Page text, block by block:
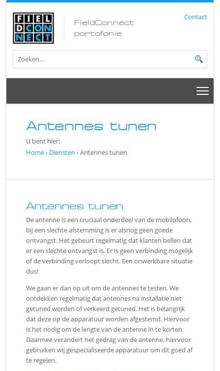
FieldConnect
portofonie
Contact
Antennes tunen
U bent hier:
Home› Diensten ›Antennes tunen
Antennes tunen
De antenne is een cruciaal onderdeel van de mobilofoon,
bij een slechte afstemming is er alsnog geen goede
ontvangst. Het gebeurt regelmatig dat klanten bellen dat
er een slechte ontvangst is. Er is geen verbinding mogelijk
of de verbinding verloopt slecht. Een onwerkbare situatie
dus!
We gaan er dan op uit om de antennes te testen. We
ontdekken regelmatig dat antennes na installatie niet
getuned worden of verkeerd getuned. Het is belangrijk
dat deze op de apparatuur worden afgestemd. Hiervoor
is het nodig om de lengte van de antenne in te korten.
Daarmee verandert het gedrag van de antenne, hiervoor
gebruiken wij gespecialiseerde apparatuur om dit goed af
te regelen.